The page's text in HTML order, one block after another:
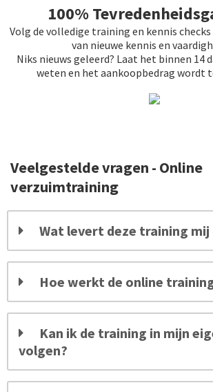
100%
Volg de volledige training en kennis
van nieuwe kennis en
Niks nieuws geleerd? Laat het binnen 14
weten en het aankoopbedrag wordt
Veelgestelde vragen - Online
verzuimtraining
Wat levert deze training mij
Hoe werkt de online
Kan ik de training in mijn
volgen?